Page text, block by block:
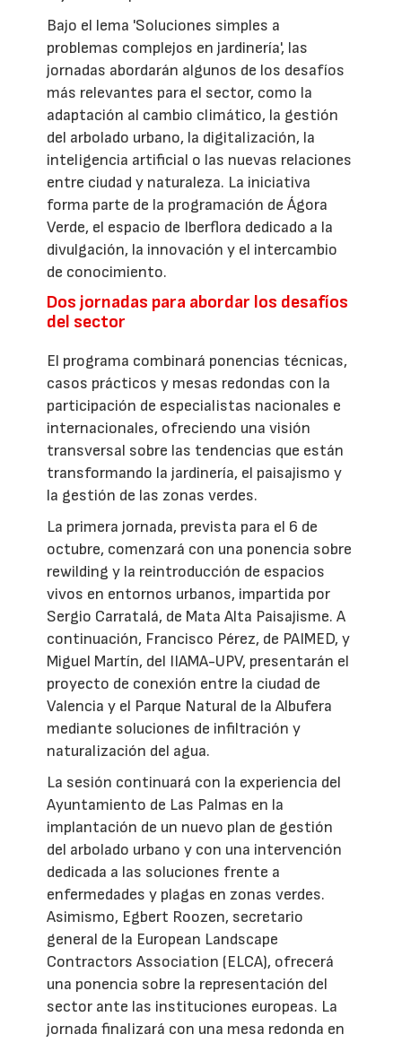
Bajo el lema 'Soluciones simples a
problemas complejos en jardinería', las
jornadas abordarán algunos de los desafíos
más relevantes para el sector, como la
adaptación al cambio climático, la gestión
del arbolado urbano, la digitalización, la
inteligencia artificial o las nuevas relaciones
entre ciudad y naturaleza. La iniciativa
forma parte de la programación de Ágora
Verde, el espacio de Iberflora dedicado a la
divulgación, la innovación y el intercambio
de conocimiento.
Dos jornadas para abordar los desafíos
del sector
El programa combinará ponencias técnicas,
casos prácticos y mesas redondas con la
participación de especialistas nacionales e
internacionales, ofreciendo una visión
transversal sobre las tendencias que están
transformando la jardinería, el paisajismo y
la gestión de las zonas verdes.
La primera jornada, prevista para el 6 de
octubre, comenzará con una ponencia sobre
rewilding y la reintroducción de espacios
vivos en entornos urbanos, impartida por
Sergio Carratalá, de Mata Alta Paisajisme. A
continuación, Francisco Pérez, de PAIMED, y
Miguel Martín, del IIAMA-UPV, presentarán el
proyecto de conexión entre la ciudad de
Valencia y el Parque Natural de la Albufera
mediante soluciones de infiltración y
naturalización del agua.
La sesión continuará con la experiencia del
Ayuntamiento de Las Palmas en la
implantación de un nuevo plan de gestión
del arbolado urbano y con una intervención
dedicada a las soluciones frente a
enfermedades y plagas en zonas verdes.
Asimismo, Egbert Roozen, secretario
general de la European Landscape
Contractors Association (ELCA), ofrecerá
una ponencia sobre la representación del
sector ante las instituciones europeas. La
jornada finalizará con una mesa redonda en